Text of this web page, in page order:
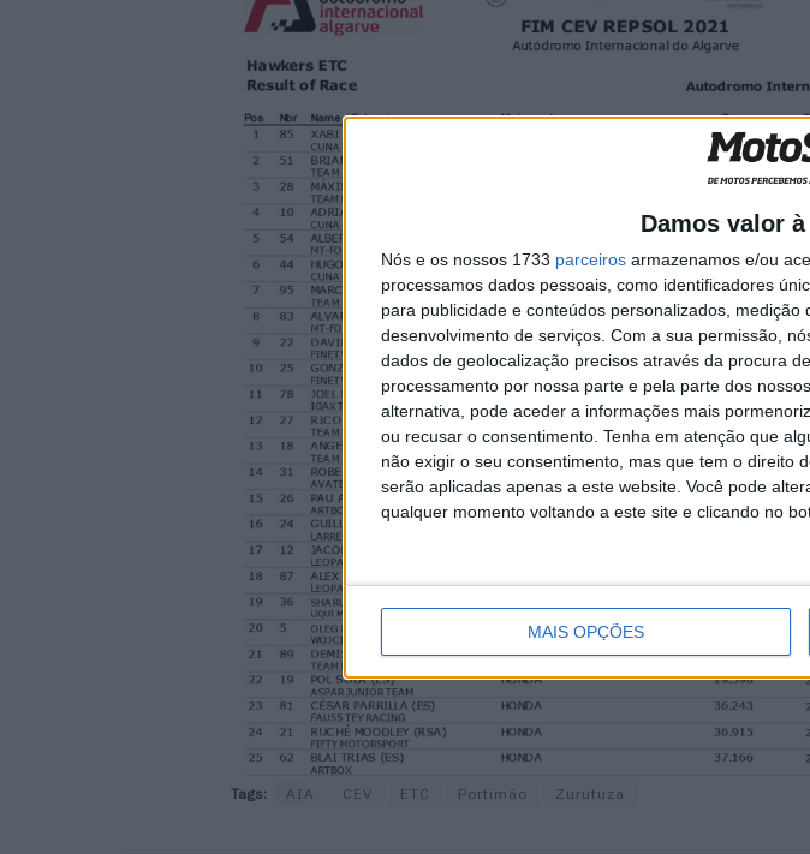
Damos valor
Nós e os nossos 1733 parceiros armazenamos e/ou
processamos dados pessoais, como identificadores
para publicidade e conteúdos personalizados,
desenvolvimento de serviços. Com a sua permissão,
dados de geolocalização precisos através da procura
processamento por nossa parte e pela parte dos
alternativa, pode aceder a informações mais
ou recusar o consentimento. Tenha em atenção que
não exigir o seu consentimento, mas que tem o direito
serão aplicadas apenas a este website. Você pode
qualquer momento voltando a este site e clicando no
MAIS OPÇÕES
Tags: AIA CEV ETC Portimão Zurutuza